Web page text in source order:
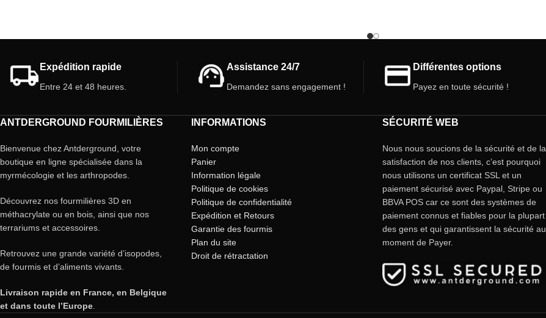
Expédition rapide
Entre 24 et 48 heures.
Assistance 24/7
Demandez sans engagement !
Différentes options
Payez en toute sécurité !
ANTDERGROUND FOURMILIÈRES
Bienvenue chez Antderground, votre
boutique en ligne spécialisée dans la
myrmécologie et les arthropodes.
Découvrez nos fourmilières 3D en
méthacrylate ou en bois, ainsi que nos
terrariums et accessoires.
Retrouvez une grande variété d’isopodes,
de fourmis et d’aliments vivants.
Livraison rapide en France, en Belgique
et dans toute l’Europe
INFORMATIONS
Mon compte
Panier
Information légale
Politique de cookies
Politique de confidentialité
Expédition et Retours
Garantie des fourmis
Plan du site
Droit de rétractation
SÉCURITÉ WEB
Nous nous soucions de la sécurité et de la
satisfaction de nos clients, c’est pourquoi
nous utilisons un certificat SSL et un
paiement sécurisé avec Paypal, Stripe ou
BBVA POS car ce sont des systèmes de
paiement connus et fiables pour la plupart
des gens et qui garantissent la sécurité au
moment de Payer.